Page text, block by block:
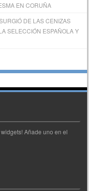
EN CORUÑA
DE LAS CENIZAS
SELECCIÓN ESPAÑOLA Y
Añade uno en el